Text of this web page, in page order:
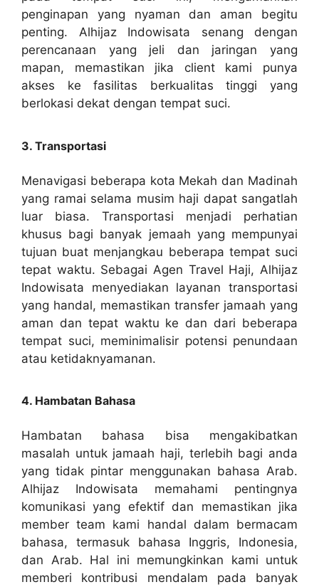
penginapan yang nyaman dan aman begitu
penting. Alhijaz Indowisata senang dengan
perencanaan yang jeli dan jaringan yang
mapan, memastikan jika client kami punya
akses ke fasilitas berkualitas tinggi yang
berlokasi dekat dengan tempat suci.
3. Transportasi
Menavigasi beberapa kota Mekah dan Madinah
yang ramai selama musim haji dapat sangatlah
luar biasa. Transportasi menjadi perhatian
khusus bagi banyak jemaah yang mempunyai
tujuan buat menjangkau beberapa tempat suci
tepat waktu. Sebagai Agen Travel Haji, Alhijaz
Indowisata menyediakan layanan transportasi
yang handal, memastikan transfer jamaah yang
aman dan tepat waktu ke dan dari beberapa
tempat suci, meminimalisir potensi penundaan
atau ketidaknyamanan.
4. Hambatan Bahasa
Hambatan bahasa bisa mengakibatkan
masalah untuk jamaah haji, terlebih bagi anda
yang tidak pintar menggunakan bahasa Arab.
Alhijaz Indowisata memahami pentingnya
komunikasi yang efektif dan memastikan jika
member team kami handal dalam bermacam
bahasa, termasuk bahasa Inggris, Indonesia,
dan Arab. Hal ini memungkinkan kami untuk
memberi kontribusi mendalam pada banyak